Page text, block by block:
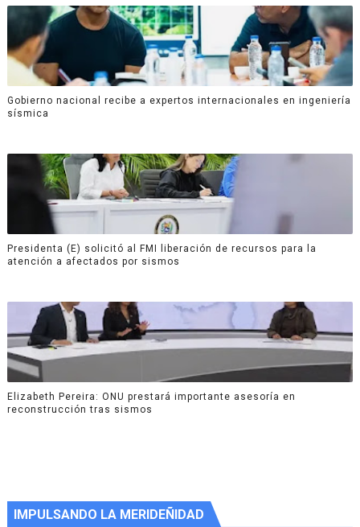
Gobierno nacional recibe a expertos internacionales en ingeniería
sísmica
Presidenta (E) solicitó al FMI liberación de recursos para la
atención a afectados por sismos
Elizabeth Pereira: ONU prestará importante asesoría en
reconstrucción tras sismos
IMPULSANDO LA MERIDEÑIDAD